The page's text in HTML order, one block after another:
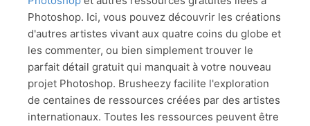
Photoshop. Ici, vous pouvez découvrir les créations
d'autres artistes vivant aux quatre coins du globe et
les commenter, ou bien simplement trouver le
parfait détail gratuit qui manquait à votre nouveau
projet Photoshop. Brusheezy facilite l'exploration
de centaines de ressources créées par des artistes
internationaux. Toutes les ressources peuvent être